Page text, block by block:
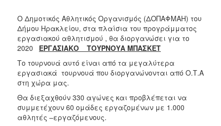
Ο Δημοτικός Αθλητικός Οργανισμός (ΔΟΠΑΦΜΑΗ) του
Δήμου Ηρακλείου, στα πλαίσια του προγράμματος
εργασιακού αθλητισμού , θα διοργανώσει για το
2020
ΕΡΓΑΣΙΑΚΟ ΤΟΥΡΝΟΥΑ ΜΠΑΣΚΕΤ
Το τουρνουά αυτό είναι από τα μεγαλύτερα
εργασιακά τουρνουά που διοργανώνονται από Ο.Τ.Α
στη χώρα μας.
Θα διεξαχθούν 330 αγώνες και προβλέπεται να
συμμετέχουν 60 ομάδες εργαζομένων με 1.000
αθλητές –εργαζόμενους.